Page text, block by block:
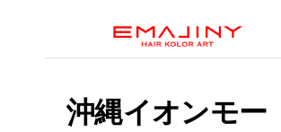
沖縄イオンモー